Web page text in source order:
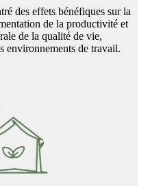
des effets bénéfiques sur la
de la productivité et
de la qualité de vie,
environnements de travail.